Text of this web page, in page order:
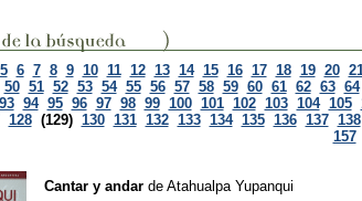
5 6 7 8 9 10 11 12 13 14 15 16 17 18 19 20
50 51 52 53 54 55 56 57 58 59 60 61 62 63 64
93 94 95 96 97 98 99 100 101 102 103 104 105
128 (129) 130 131 132 133 134 135 136 137 138
157
Cantar y andar de Atahualpa Yupanqui